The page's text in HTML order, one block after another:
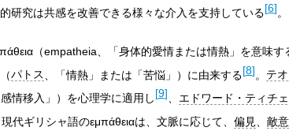
研究は共感を改善できる様々な介入を支持している[6]。
（empatheia 、「身体的愛情または情熱」を意味
（パトス 、「情熱」または「苦悩」）に由来する[8]。 テ
感情移入」）を心理学に適用し[9]、 エドワード・ティチ
現代ギリシャ語のεμπάθειαは、文脈に応じて、 偏見 敵意